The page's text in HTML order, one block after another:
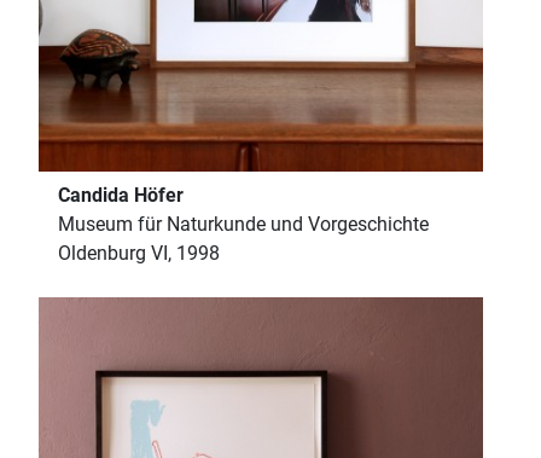
Candida Höfer
Museum für Naturkunde und Vorgeschichte
Oldenburg VI, 1998